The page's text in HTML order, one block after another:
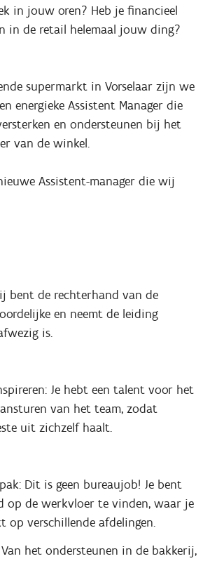
in jouw oren? Heb je financieel
in de retail helemaal jouw ding?
supermarkt in Vorselaar zijn we
energieke Assistent Manager die
en ondersteunen bij het
van de winkel.
Assistent-manager die wij
bent de rechterhand van de
en neemt de leiding
is.
Je hebt een talent voor het
van het team, zodat
uit zichzelf haalt.
Dit is geen bureaujob! Je bent
op de werkvloer te vinden, waar je
op verschillende afdelingen.
het ondersteunen in de bakkerij,